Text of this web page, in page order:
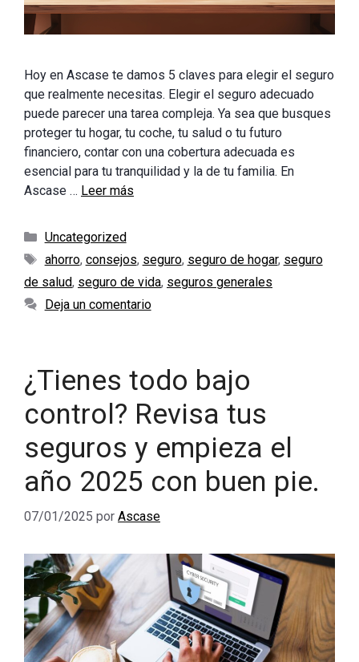
Hoy en Ascase te damos 5 claves para elegir el seguro
que realmente necesitas. Elegir el seguro adecuado
puede parecer una tarea compleja. Ya sea que busques
proteger tu hogar, tu coche, tu salud o tu futuro
financiero, contar con una cobertura adecuada es
esencial para tu tranquilidad y la de tu familia. En
Ascase … Leer más
Categorías
Uncategorized
Etiquetas
ahorro, consejos, seguro, seguro de hogar, seguro
de salud, seguro de vida, seguros generales
Deja un comentario
¿Tienes todo bajo
control? Revisa tus
seguros y empieza el
año 2025 con buen pie.
07/01/2025 por Ascase